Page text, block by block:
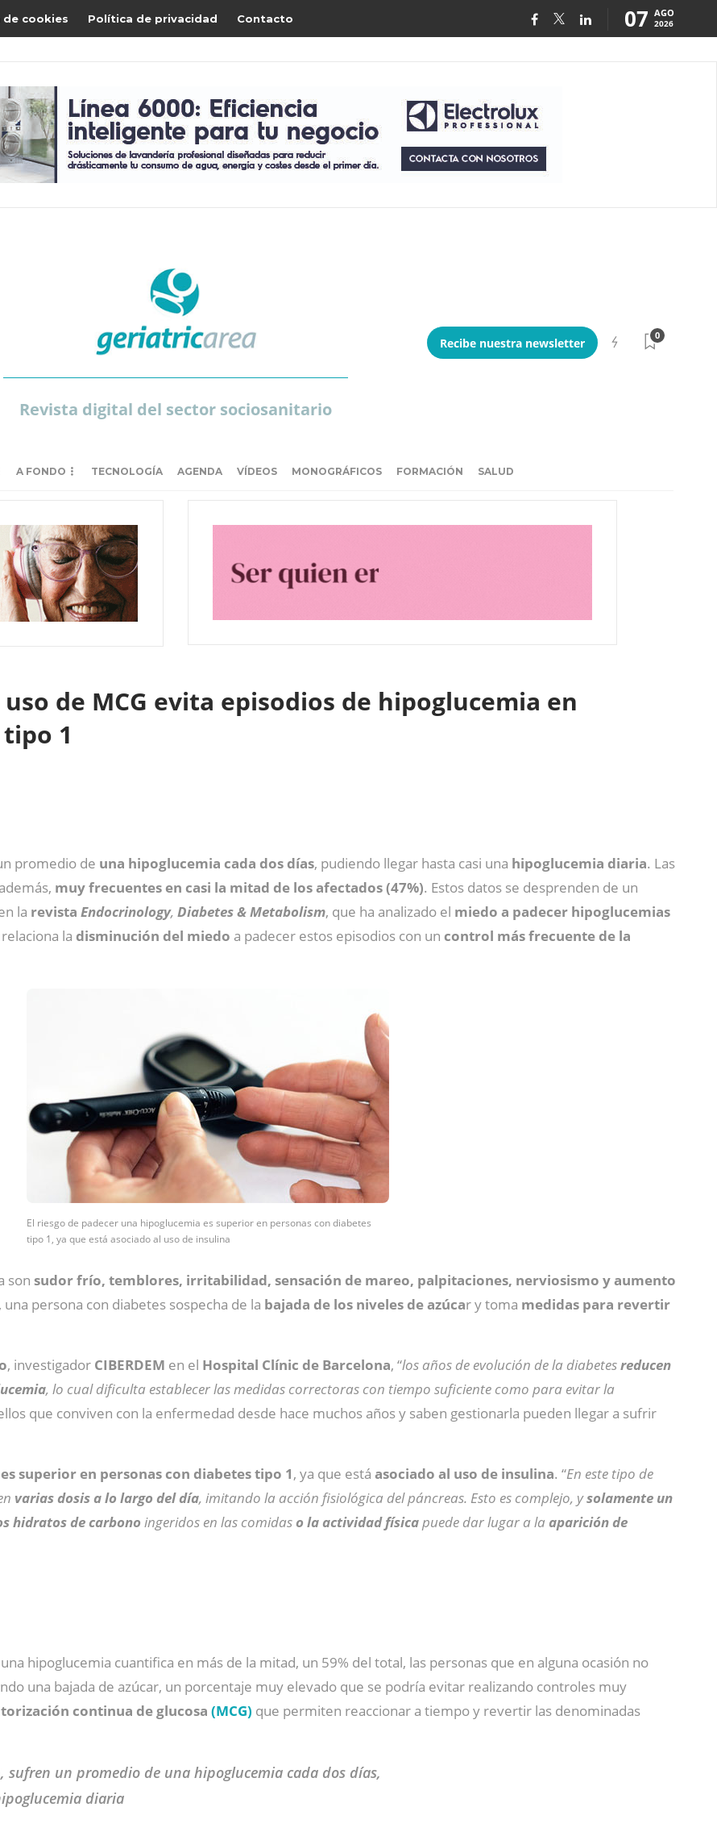
de cookies Política de privacidad Contacto 07 AGO
2026
Revista digital del sector sociosanitario
Recibe nuestra newsletter
0
A FONDO TECNOLOGÍA AGENDA VÍDEOS MONOGRÁFICOS FORMACIÓN SALUD
de MCG evita episodios de hipoglucemia en
1
promedio de una hipoglucemia cada dos días, pudiendo llegar hasta casi una hipoglucemia diaria. Las
muy frecuentes en casi la mitad de los afectados (47%). Estos datos se desprenden de un
la revista Endocrinology, Diabetes & Metabolism, que ha analizado el miedo a padecer hipoglucemias
la disminución del miedo a padecer estos episodios con un control más frecuente de la
El riesgo de padecer una hipoglucemia es superior en personas con diabetes
tipo 1, ya que está asociado al uso de insulina
son sudor frío, temblores, irritabilidad, sensación de mareo, palpitaciones, nerviosismo y aumento
persona con diabetes sospecha de la bajada de los niveles de azúcar y toma medidas para revertir
, investigador CIBERDEM en el Hospital Clínic de Barcelona, “los años de evolución de la diabetesreducen
, lo cual dificulta establecer las medidas correctoras con tiempo suficiente como para evitar la
que conviven con la enfermedad desde hace muchos años y saben gestionarla pueden llegar a sufrir
superior en personas con diabetes tipo 1, ya que está asociado al uso de insulina. “En este tipo de
varias dosis a lo largo del día, imitando la acción fisiológica del páncreas. Esto es complejo, ysolamente un
hidratos de carbono ingeridos en las comidaso la actividad física puede dar lugar a la aparición de
hipoglucemia cuantifica en más de la mitad, un 59% del total, las personas que en alguna ocasión no
una bajada de azúcar, un porcentaje muy elevado que se podría evitar realizando controles muy
continua de glucosa (MCG) que permiten reaccionar a tiempo y revertir las denominadas
sufren un promedio de una hipoglucemia cada dos días,
diaria